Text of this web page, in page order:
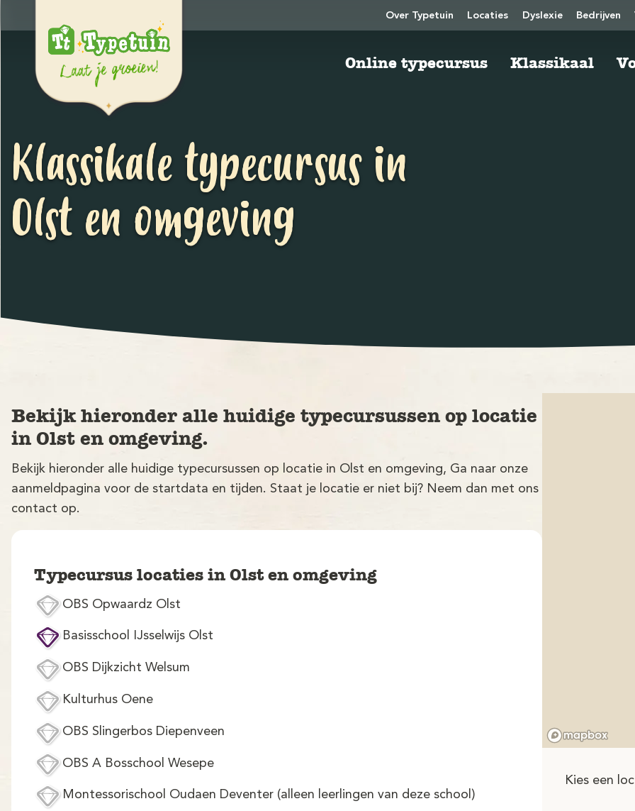
Over Typetuin Locaties Dyslexie Bedrijven
Online typecursus Klassikaal
Klassikale typecursus in
Olst en omgeving
Bekijk hieronder alle huidige typecursussen op locatie
in Olst en omgeving.
Bekijk hieronder alle huidige typecursussen op locatie in Olst en omgeving, Ga naar onze
aanmeldpagina voor de startdata en tijden. Staat je locatie er niet bij? Neem dan met ons
contact op.
Typecursus locaties in Olst en omgeving
OBS Opwaardz Olst
Basisschool IJsselwijs Olst
OBS Dijkzicht Welsum
Kulturhus Oene
OBS Slingerbos Diepenveen
OBS A Bosschool Wesepe
Montessorischool Oudaen Deventer (alleen leerlingen van deze school)
Kies een